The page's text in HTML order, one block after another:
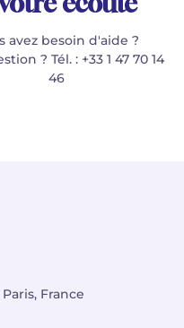
avez besoin d'aide ?
? Tél. : +33 1 47 70 14
46
France